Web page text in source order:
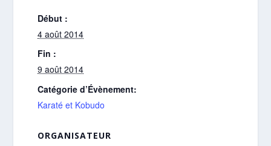
Début :
4 août 2014
Fin :
9 août 2014
Catégorie d’Évènement:
Karaté et Kobudo
ORGANISATEUR